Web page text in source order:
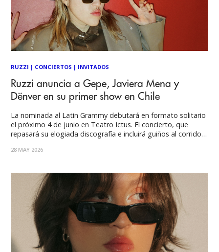
RUZZI | CONCIERTOS | INVITADOS
Ruzzi anuncia a Gepe, Javiera Mena y
Dënver en su primer show en Chile
La nominada al Latin Grammy debutará en formato solitario
el próximo 4 de junio en Teatro Ictus. El concierto, que
repasará su elogiada discografía e incluirá guiños al corrido
transcontinental junto a grandes aliados locales. Entradas
28 MAY 2026